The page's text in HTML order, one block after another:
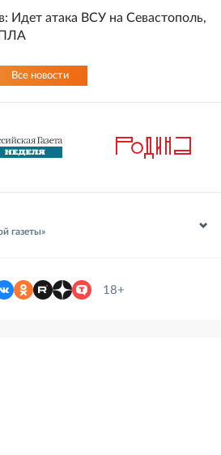
Идет атака ВСУ на Севастополь,
Все новости
газеты»
18+